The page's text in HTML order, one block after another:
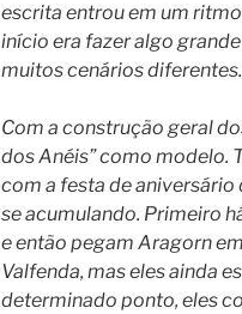
escrita entrou em um
início era fazer algo
muitos cenários diferentes.
Com a construção geral
dos Anéis” como modelo.
com a festa de aniversário
se acumulando. Primeiro
e então pegam Aragorn
Valfenda, mas eles ainda
determinado ponto, eles